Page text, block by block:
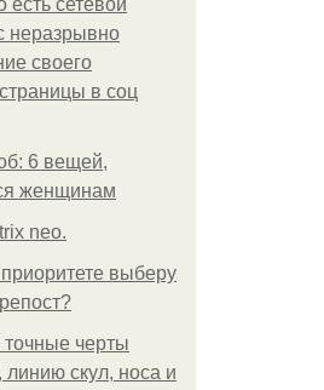
есть сетевой
неразрывно
своего
в соц
6 вещей,
женщинам
neo.
выберу
черты
скул, носа и